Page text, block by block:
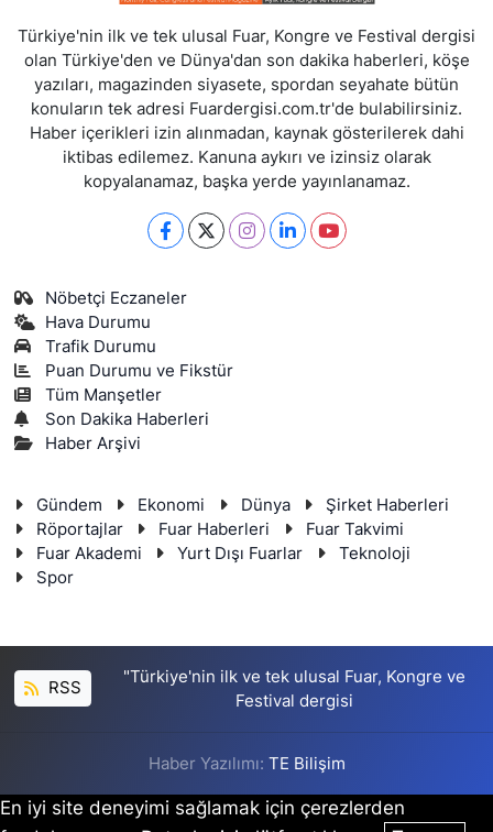
Türkiye'nin ilk ve tek ulusal Fuar, Kongre ve Festival dergisi
olan Türkiye'den ve Dünya'dan son dakika haberleri, köşe
yazıları, magazinden siyasete, spordan seyahate bütün
konuların tek adresi Fuardergisi.com.tr'de bulabilirsiniz.
Haber içerikleri izin alınmadan, kaynak gösterilerek dahi
iktibas edilemez. Kanuna aykırı ve izinsiz olarak
kopyalanamaz, başka yerde yayınlanamaz.
Nöbetçi Eczaneler
Hava Durumu
Trafik Durumu
Puan Durumu ve Fikstür
Tüm Manşetler
Son Dakika Haberleri
Haber Arşivi
Gündem Ekonomi Dünya
Şirket Haberleri
Röportajlar
Fuar Haberleri
Fuar Takvimi
Fuar Akademi
Yurt Dışı Fuarlar
Teknoloji
Spor
RSS
"Türkiye'nin ilk ve tek ulusal Fuar, Kongre ve
Festival dergisi
Haber Yazılımı: TE Bilişim
En iyi site deneyimi sağlamak için çerezlerden